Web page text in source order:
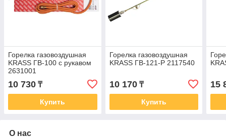
Горелка газовоздушная
KRASS ГВ-100 с рукавом
2631001
10 730 ₸
Купить
Горелка газовоздушная
KRASS ГВ-121-Р 2117540
10 170₸
Купить
15
О нас